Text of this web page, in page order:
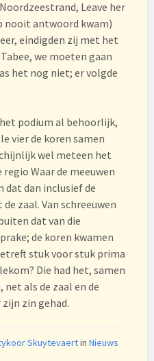
Leave her
nooit antwoord kwam)
eindigden zij met het
we moeten gaan
het nog niet; er volgde
podium al behoorlijk,
vier de koren samen
wel meteen het
Waar de meeuwen
dan inclusief de
zaal. Van schreeuwen
dat van die
de koren kwamen
stuk voor stuk prima
Die had het, samen
als de zaal en de
zin gehad.
Skuytevaertin Nieuws